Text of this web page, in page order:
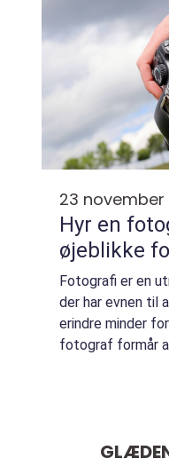
23 november
Hyr en
øjeblikke
Fotografi er en
der har evnen til
erindre minder
fotograf formår